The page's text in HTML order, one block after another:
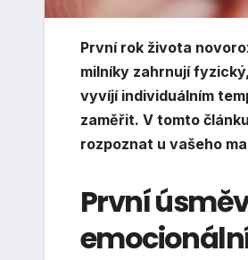
První rok života
milníky zahrnují
vyvíjí individuálním
zaměřit. V tomto
rozpoznat u vašeho
První